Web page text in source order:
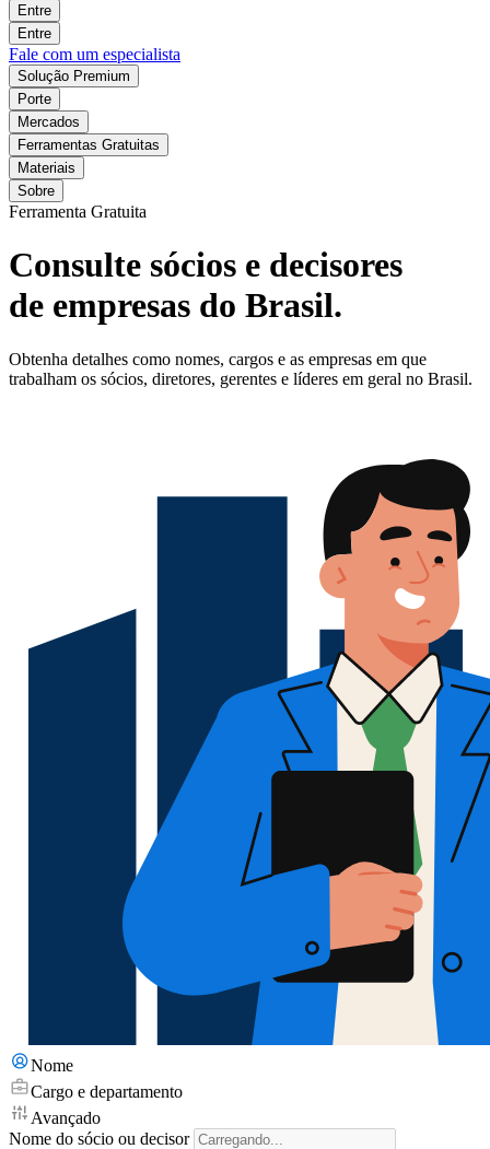
Entre
Entre
Fale com um especialista
Solução Premium
Porte
Mercados
Ferramentas Gratuitas
Materiais
Sobre
Ferramenta Gratuita
Consulte sócios e decisores
de empresas do Brasil.
Obtenha detalhes como nomes, cargos e as empresas em que
trabalham os sócios, diretores, gerentes e líderes em geral no Brasil.
Nome
Cargo e departamento
Avançado
Nome do sócio ou decisor